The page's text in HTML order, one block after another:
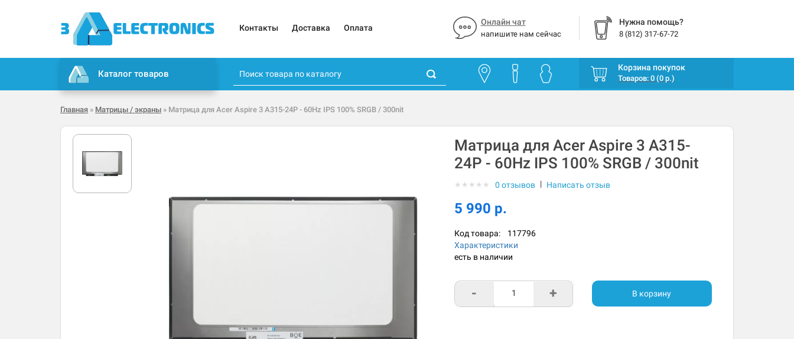
Контакты Доставка Оплата
Онлайн чат
напишите нам сейчас
Нужна помощь?
8 (812) 317-67-72
Каталог товаров
Корзина покупок
Товаров: 0 (0 р.)
Главная » Матрицы / экраны » Матрица для Acer Aspire 3 A315-24P - 60Hz IPS 100% SRGB / 300nit
Матрица для Acer Aspire 3 A315-
24P - 60Hz IPS 100% SRGB / 300nit
★ ★ ★ ★ ★ 0 отзывов | Написать отзыв
5 990 р.
Код товара: 117796
Характеристики
есть в наличии
- + В корзину